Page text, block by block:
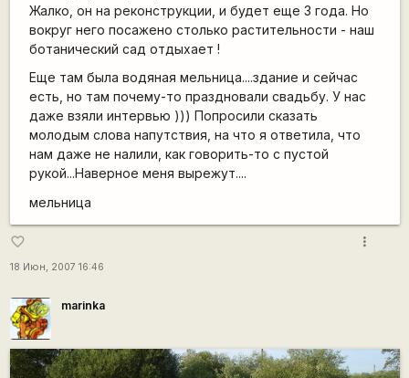
Жалко, он на реконструкции, и будет еще 3 года. Но
вокруг него посажено столько растительности - наш
ботанический сад отдыхает !
Еще там была водяная мельница....здание и сейчас
есть, но там почему-то праздновали свадьбу. У нас
даже взяли интервью ))) Попросили сказать
молодым слова напутствия, на что я ответила, что
нам даже не налили, как говорить-то с пустой
рукой...Наверное меня вырежут....
мельница
favorite_border
18 Июн, 2007 16:46
more_vert
marinka